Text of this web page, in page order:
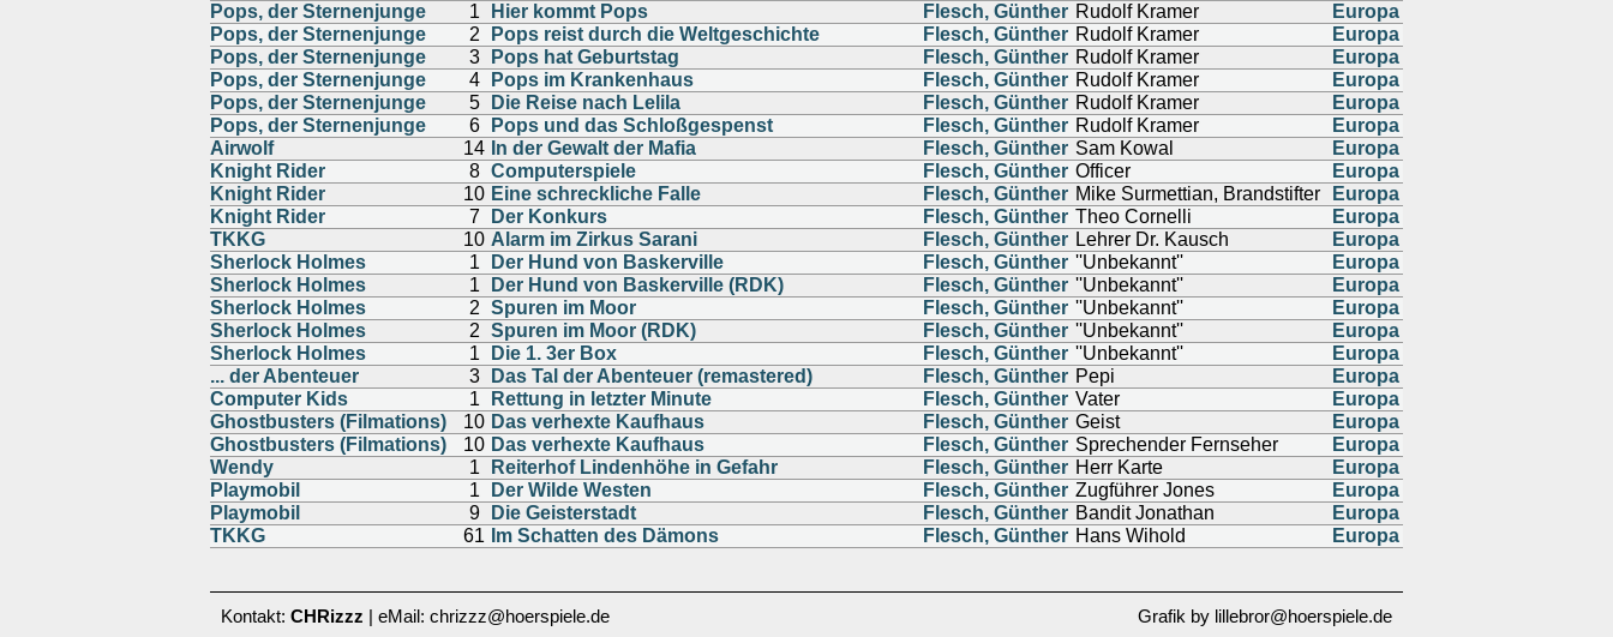
Pops, der Sternenjunge
1 Hier kommt Pops Flesch, Günther Rudolf Kramer
Europa
Pops, der Sternenjunge
2 Pops reist durch die Weltgeschichte Flesch, Günther Rudolf Kramer
Europa
Pops, der Sternenjunge
3 Pops hat Geburtstag Flesch, Günther Rudolf Kramer
Europa
Pops, der Sternenjunge
4 Pops im Krankenhaus Flesch, Günther Rudolf Kramer
Europa
Pops, der Sternenjunge
5 Die Reise nach Lelila Flesch, Günther Rudolf Kramer
Europa
Pops, der Sternenjunge
6 Pops und das Schloßgespenst Flesch, Günther Rudolf Kramer
Europa
Airwolf
14 In der Gewalt der Mafia Flesch, Günther Sam Kowal
Europa
Knight Rider
8 Computerspiele Flesch, Günther Officer
Europa
Knight Rider
10 Eine schreckliche Falle Flesch, Günther Mike Surmettian, Brandstifter
Europa
Knight Rider
7 Der Konkurs Flesch, Günther Theo Cornelli
Europa
TKKG
10 Alarm im Zirkus Sarani Flesch, Günther Lehrer Dr. Kausch
Europa
Sherlock Holmes
1 Der Hund von Baskerville Flesch, Günther ''Unbekannt''
Europa
Sherlock Holmes
1 Der Hund von Baskerville (RDK) Flesch, Günther ''Unbekannt''
Europa
Sherlock Holmes
2 Spuren im Moor Flesch, Günther ''Unbekannt''
Europa
Sherlock Holmes
2 Spuren im Moor (RDK) Flesch, Günther ''Unbekannt''
Europa
Sherlock Holmes
1 Die 1. 3er Box Flesch, Günther ''Unbekannt''
Europa
... der Abenteuer
3 Das Tal der Abenteuer (remastered) Flesch, Günther Pepi
Europa
Computer Kids
1 Rettung in letzter Minute Flesch, Günther Vater
Europa
Ghostbusters (Filmations)
10 Das verhexte Kaufhaus Flesch, Günther Geist
Europa
Ghostbusters (Filmations)
10 Das verhexte Kaufhaus Flesch, Günther Sprechender Fernseher
Europa
Wendy
1 Reiterhof Lindenhöhe in Gefahr Flesch, Günther Herr Karte
Europa
Playmobil
1 Der Wilde Westen Flesch, Günther Zugführer Jones
Europa
Playmobil
9 Die Geisterstadt Flesch, Günther Bandit Jonathan
Europa
TKKG
61 Im Schatten des Dämons Flesch, Günther Hans Wihold Europa
Kontakt: CHRizzz | eMail: chrizzz@hoerspiele.de Grafik by lillebror@hoerspiele.de